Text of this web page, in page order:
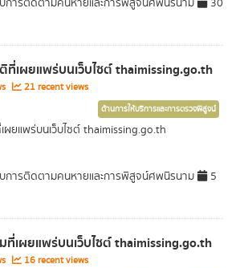
ารติดตามคนหายและการพิสูจน์ศพนิรนาม
30
เผยแพร่บนเว็บไซต์ thaimissing.go.th
21 recent views
ด้านการให้บริการและการตรวจพิสูจน์
ยแพร่บนเว็บไซต์ thaimissing.go.th
ารติดตามคนหายและการพิสูจน์ศพนิรนาม
5
เผยแพร่บนเว็บไซต์ thaimissing.go.th
16 recent views